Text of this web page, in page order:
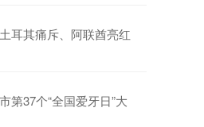
耳其痛斥、阿联酋亮红
第37个“全国爱牙日”大